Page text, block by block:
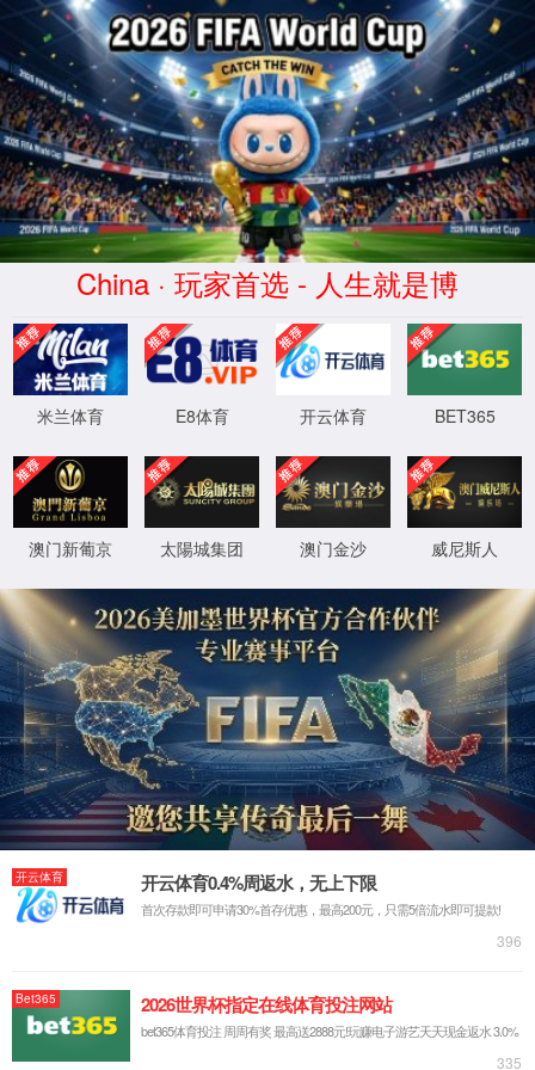
2019-2020学年校历
时间：2019-06-20 设置